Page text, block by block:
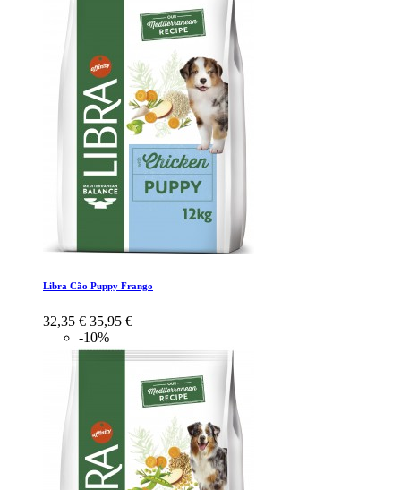
Libra Cão Puppy Frango
32,35 € 35,95 €
-10%